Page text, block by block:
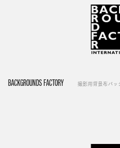
BACKGROUNDS FACTORY 撮影用背景布バッ